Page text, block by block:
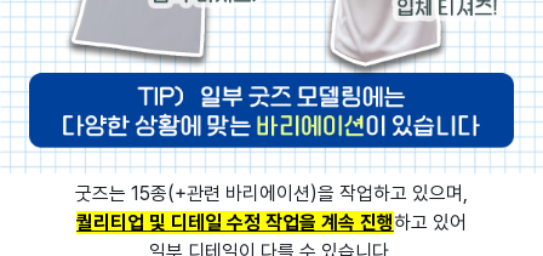
굿즈는 15종(+관련 바리에이션)을 작업하고 있으며,
퀄리티업 및 디테일 수정 작업을 계속 진행하고 있어
일부 디테일이 다를 수 있습니다.